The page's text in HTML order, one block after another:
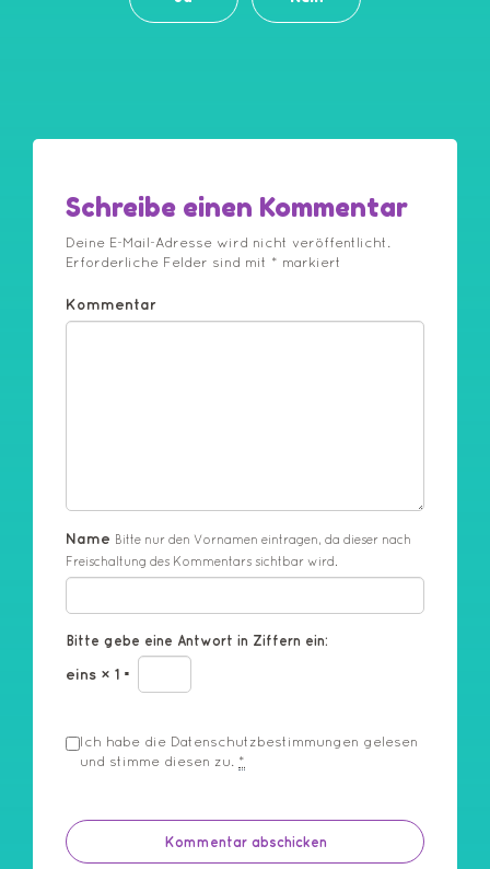
Schreibe einen Kommentar
Deine E-Mail-Adresse wird nicht veröffentlicht.
Erforderliche Felder sind mit * markiert
Kommentar
Name Bitte nur den Vornamen eintragen, da dieser nach
Freischaltung des Kommentars sichtbar wird.
Bitte gebe eine Antwort in Ziffern ein:
eins × 1 =
Ich habe die Datenschutzbestimmungen gelesen
und stimme diesen zu. *